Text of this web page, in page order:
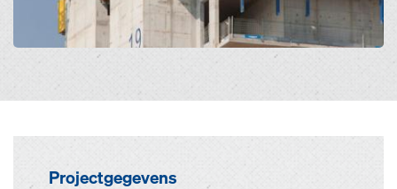
Projectgegevens